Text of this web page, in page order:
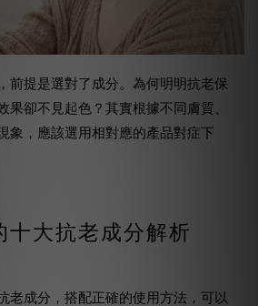
前提是選對了成分。為何明明抗老保
果卻不見起色？其實根據不同膚質、
象，應該選用相對應的產品對症下
十大抗老成分解析
老成分，搭配正確的使用方法，可以